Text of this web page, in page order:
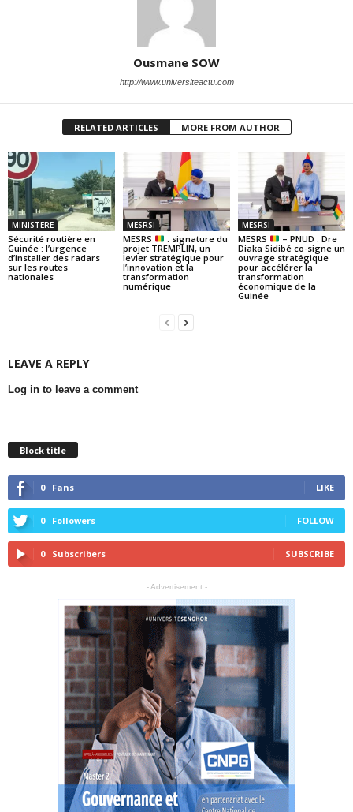
Ousmane SOW
http://www.universiteactu.com
RELATED ARTICLES MORE FROM AUTHOR
MINISTERE
Sécurité routière en
Guinée : l’urgence
d’installer des radars
sur les routes
nationales
MESRSI
MESRS
: signature du
projet TREMPLIN, un
levier stratégique pour
l’innovation et la
transformation
numérique
MESRSI
MESRS
– PNUD : Dre
Diaka Sidibé co-signe un
ouvrage stratégique
pour accélérer la
transformation
économique de la
Guinée
LEAVE A REPLY
Log in to leave a comment
Block title
0 Fans LIKE
0 Followers FOLLOW
0 Subscribers SUBSCRIBE
- Advertisement -